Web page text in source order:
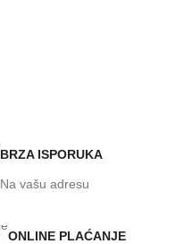
BRZA ISPORUKA
Na vašu adresu
ONLINE PLAĆANJE